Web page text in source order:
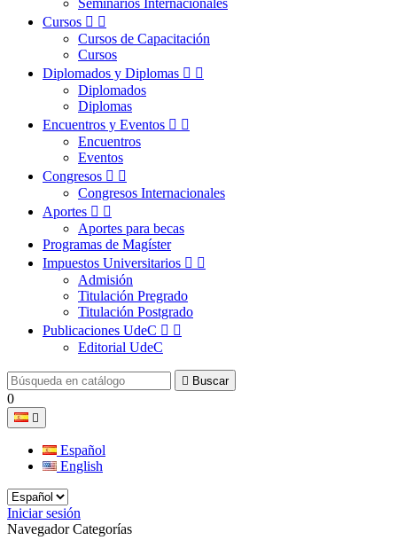
Seminarios Internacionales
Cursos  
Cursos de Capacitación
Cursos
Diplomados y Diplomas  
Diplomados
Diplomas
Encuentros y Eventos  
Encuentros
Eventos
Congresos  
Congresos Internacionales
Aportes  
Aportes para becas
Programas de Magíster
Impuestos Universitarios  
Admisión
Titulación Pregrado
Titulación Postgrado
Publicaciones UdeC  
Editorial UdeC
 Buscar
0

Español
English
Iniciar sesión
Navegador Categorías